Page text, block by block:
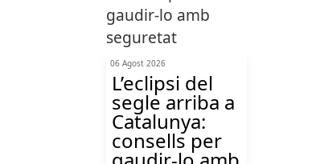
06 Agost 2026
L’eclipsi del
segle arriba a
Catalunya:
consells per